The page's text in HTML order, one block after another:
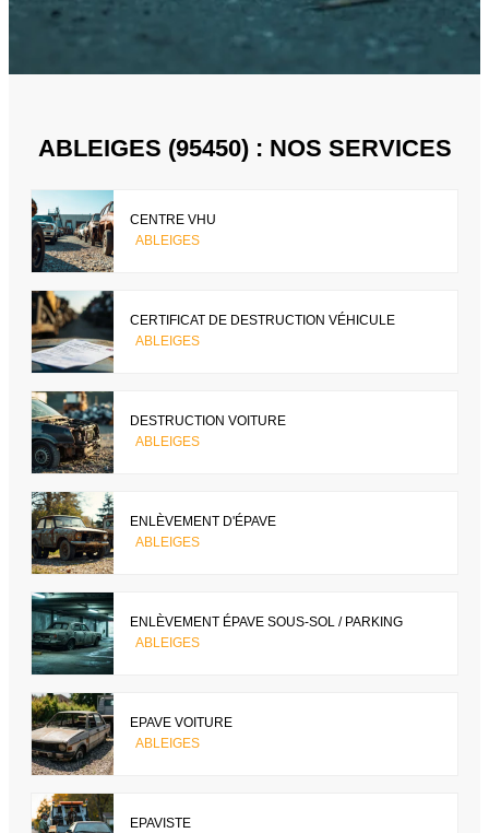
ABLEIGES (95450) : NOS SERVICES
CENTRE VHU
ABLEIGES
CERTIFICAT DE DESTRUCTION VÉHICULE
ABLEIGES
DESTRUCTION VOITURE
ABLEIGES
ENLÈVEMENT D'ÉPAVE
ABLEIGES
ENLÈVEMENT ÉPAVE SOUS-SOL / PARKING
ABLEIGES
EPAVE VOITURE
ABLEIGES
EPAVISTE